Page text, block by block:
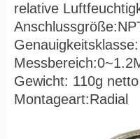
relative
Gewicht: 110g netto
Montageart:Radial